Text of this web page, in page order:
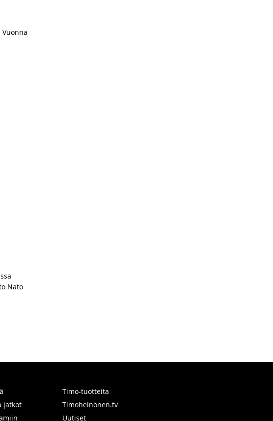
Nato
jatkot
Timo-tuotteita
Timoheinonen.tv
Uutiset